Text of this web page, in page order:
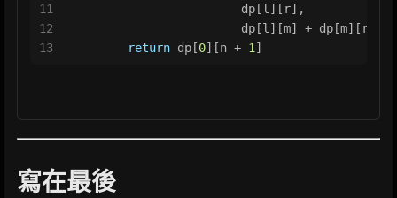
11
12
13
                        dp[l][r],
dp[l][m] + dp[m][r] +
return dp[0][n + 1 ]
寫在最後